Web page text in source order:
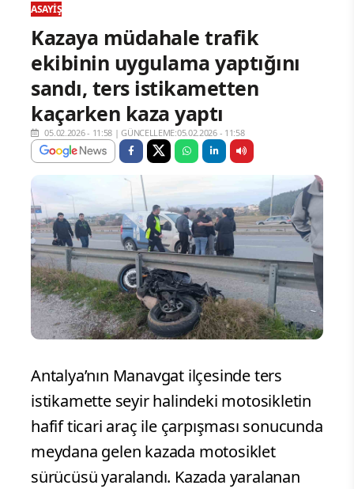
ASAYIŞ
Kazaya müdahale trafik
ekibinin uygulama yaptığını
sandı, ters istikametten
kaçarken kaza yaptı
05.02.2026 - 11:58 |GÜNCELLEME:05.02.2026 - 11:58
Antalya’nın Manavgat ilçesinde ters
istikamette seyir halindeki motosikletin
hafif ticari araç ile çarpışması sonucunda
meydana gelen kazada motosiklet
sürücüsü yaralandı. Kazada yaralanan